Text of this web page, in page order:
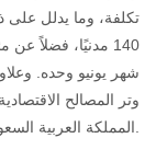
تكلفة، وما يدلل
140 مدنيًا، فضلاً
شهر يونيو وحده.
وتر المصالح